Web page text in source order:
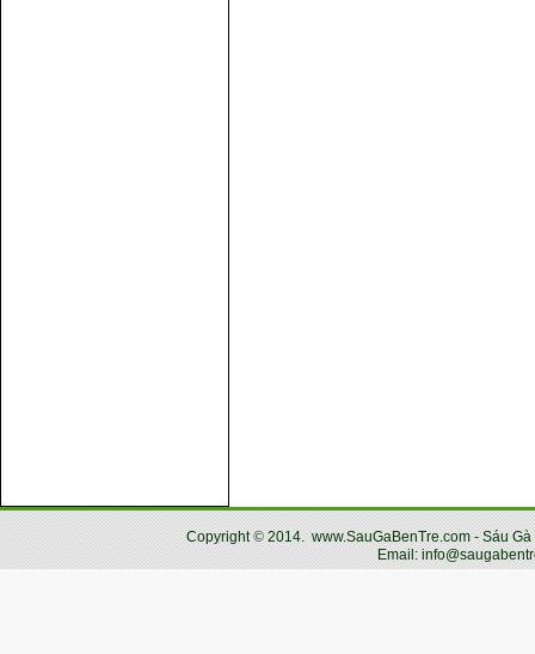
Copyright© 2014. www.SauGaBenTre.com - Sáu
Email: